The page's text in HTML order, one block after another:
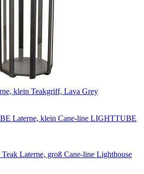
klein Teakgriff, Lava Grey
Cane-line LIGHTTUBE
Cane-line Lighthouse